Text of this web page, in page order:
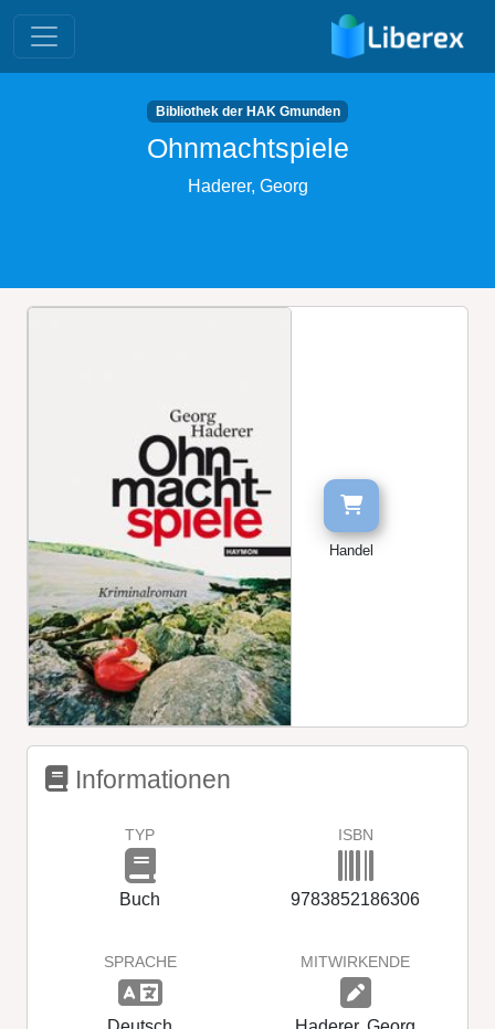
Bibliothek der HAK Gmunden
Ohnmachtspiele
Haderer, Georg
Handel
Informationen
TYP
Buch
ISBN
9783852186306
SPRACHE MITWIRKENDE